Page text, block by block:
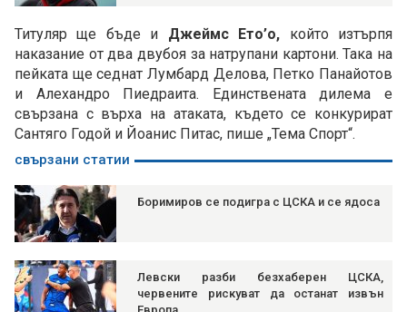
Титуляр ще бъде и Джеймс Ето’о, който изтърпя
наказание от два двубоя за натрупани картони. Така на
пейката ще седнат Лумбард Делова, Петко Панайотов
и Алехандро Пиедраита. Единствената дилема е
свързана с върха на атаката, където се конкурират
Сантяго Годой и Йоанис Питас, пише „Тема Спорт“.
свързани статии
Боримиров се подигра с ЦСКА и се ядоса
Левски разби безхаберен ЦСКА,
червените рискуват да останат извън